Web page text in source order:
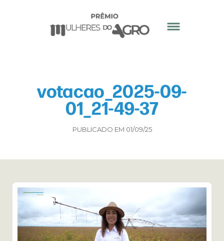
votacao_2025-09-
01_21-49-37
PUBLICADO EM 01/09/25